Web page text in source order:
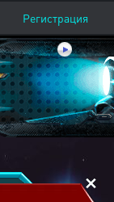
Регистрация